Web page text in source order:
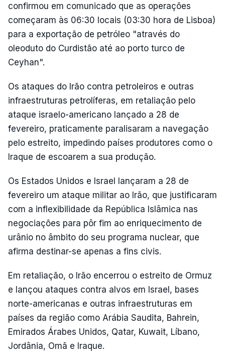
confirmou em comunicado que as operações
começaram às 06:30 locais (03:30 hora de Lisboa)
para a exportação de petróleo "através do
oleoduto do Curdistão até ao porto turco de
Ceyhan".
Os ataques do Irão contra petroleiros e outras
infraestruturas petrolíferas, em retaliação pelo
ataque israelo-americano lançado a 28 de
fevereiro, praticamente paralisaram a navegação
pelo estreito, impedindo países produtores como o
Iraque de escoarem a sua produção.
Os Estados Unidos e Israel lançaram a 28 de
fevereiro um ataque militar ao Irão, que justificaram
com a inflexibilidade da República Islâmica nas
negociações para pôr fim ao enriquecimento de
urânio no âmbito do seu programa nuclear, que
afirma destinar-se apenas a fins civis.
Em retaliação, o Irão encerrou o estreito de Ormuz
e lançou ataques contra alvos em Israel, bases
norte-americanas e outras infraestruturas em
países da região como Arábia Saudita, Bahrein,
Emirados Árabes Unidos, Qatar, Kuwait, Líbano,
Jordânia, Omã e Iraque.